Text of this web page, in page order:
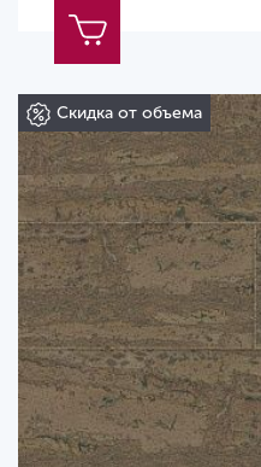
Скидка от объема